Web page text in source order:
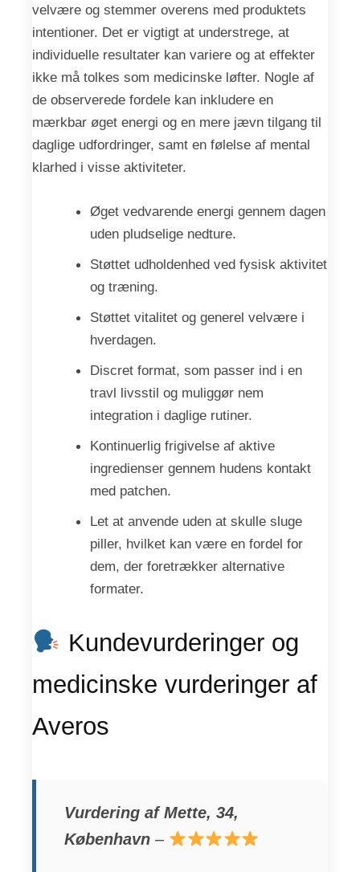
velvære og stemmer overens med produktets
intentioner. Det er vigtigt at understrege, at
individuelle resultater kan variere og at effekter
ikke må tolkes som medicinske løfter. Nogle af
de observerede fordele kan inkludere en
mærkbar øget energi og en mere jævn tilgang til
daglige udfordringer, samt en følelse af mental
klarhed i visse aktiviteter.
Øget vedvarende energi gennem dagen
uden pludselige nedture.
Støttet udholdenhed ved fysisk aktivitet
og træning.
Støttet vitalitet og generel velvære i
hverdagen.
Discret format, som passer ind i en
travl livsstil og muliggør nem
integration i daglige rutiner.
Kontinuerlig frigivelse af aktive
ingredienser gennem hudens kontakt
med patchen.
Let at anvende uden at skulle sluge
piller, hvilket kan være en fordel for
dem, der foretrækker alternative
formater.
Kundevurderinger og
medicinske vurderinger af
Averos
Vurdering af Mette, 34,
København –